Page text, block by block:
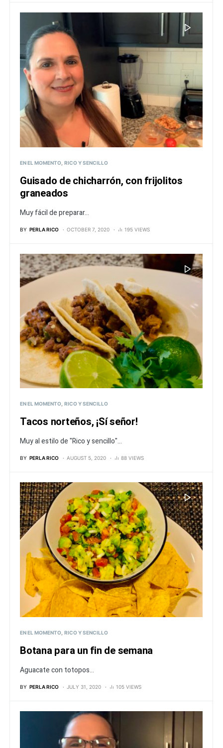
EN EL MOMENTO RICO Y SENCILLO
Guisado de chicharrón, con frijolitos
graneados
Muy fácil de preparar...
BY PERLA RICO OCTOBER 7, 2020 195 VIEWS
EN EL MOMENTO RICO Y SENCILLO
Tacos norteños, ¡Sí señor!
Muy al estilo de "Rico y sencillo"...
BY PERLA RICO AUGUST 5, 2020 88 VIEWS
EN EL MOMENTO RICO Y SENCILLO
Botana para un fin de semana
Aguacate con totopos...
BY PERLA RICO JULY 31, 2020 105 VIEWS